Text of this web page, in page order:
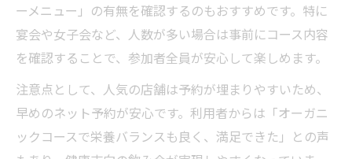
ーメニュー」の有無を確認するのもおすすめです。特に
宴会や女子会など、人数が多い場合は事前にコース内容
を確認することで、参加者全員が安心して楽しめます。
注意点として、人気の店舗は予約が埋まりやすいため、
早めのネット予約が安心です。利用者からは「オーガニ
ックコースで栄養バランスも良く、満足できた」との声